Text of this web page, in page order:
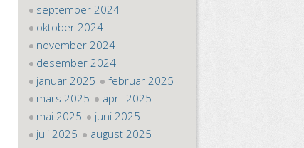
september 2024
oktober 2024
november 2024
desember 2024
januar 2025
februar 2025
mars 2025
april 2025
mai 2025
juni 2025
juli 2025
august 2025